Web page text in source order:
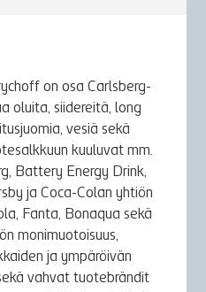
on osa Carlsberg-
oluita, siidereitä, long
vesiä sekä
kuuluvat mm.
Battery Energy Drink,
ja Coca-Colan yhtiön
Fanta, Bonaqua sekä
monimuotoisuus,
ja ympäröivän
vahvat tuotebrändit